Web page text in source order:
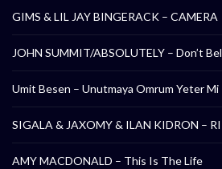
GIMS & LIL JAY BINGERACK – CAMERA
JOHN SUMMIT/ABSOLUTELY – Don’t
Umit Besen – Unutmaya Omrum Yeter Mi
SIGALA & JAXOMY & ILAN KIDRON –
AMY MACDONALD – This Is The Life